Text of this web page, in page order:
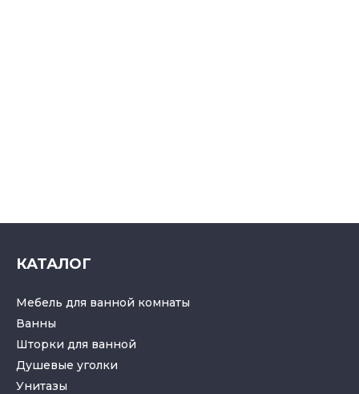
КАТАЛОГ
Мебель для ванной комнаты
Ванны
Шторки для ванной
Душевые уголки
Унитазы